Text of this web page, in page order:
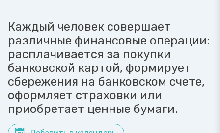
Каждый человек совершает
различные финансовые операции:
расплачивается за покупки
банковской картой, формирует
сбережения на банковском счете,
оформляет страховки или
приобретает ценные бумаги.